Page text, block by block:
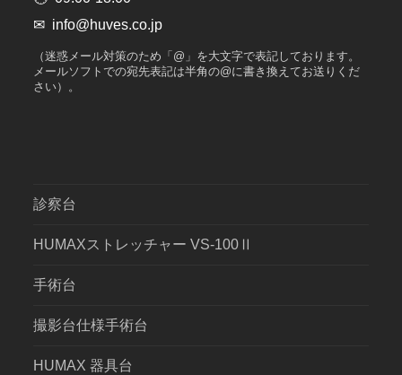
✉ info@huves.co.jp
（迷惑メール対策のため「@」を大文字で表記しております。
メールソフトでの宛先表記は半角の@に書き換えてお送りくだ
さい）。
診察台
HUMAXストレッチャー VS-100Ⅱ
手術台
撮影台仕様手術台
HUMAX 器具台